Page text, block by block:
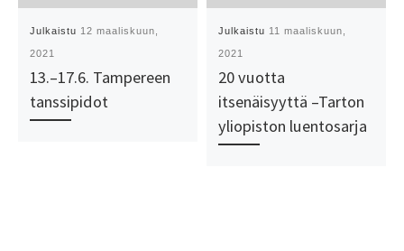
Julkaistu 12 maaliskuun,
2021
13.–17.6. Tampereen
tanssipidot
Julkaistu 11 maaliskuun,
2021
20 vuotta
itsenäisyyttä –Tarton
yliopiston luentosarja